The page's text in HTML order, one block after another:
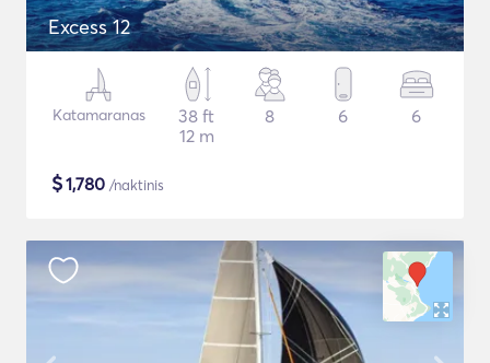
Excess 12
Katamaranas
38 ft
12 m
8 6 6
$1,780 /naktinis